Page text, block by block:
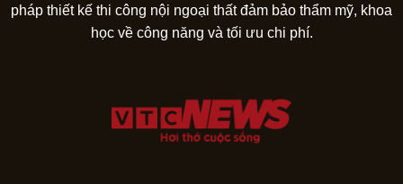
pháp thiết kế thi công nội ngoại thất đảm bảo thẩm mỹ, khoa
học về công năng và tối ưu chi phí.